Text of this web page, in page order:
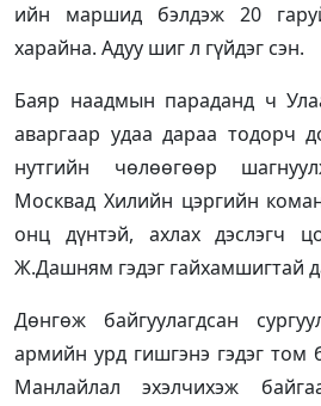
ийн маршид бэлдэж 20
харайна. Адуу шиг л гүйдэг сэн.
Баяр наадмын параданд ч
аваргаар удаа дараа тодорч
нутгийн чөлөөгөөр
Москвад Хилийн цэргийн
онц дүнтэй, ахлах дэслэгч
Ж.Дашням гэдэг гайхамшигтай
Дөнгөж байгуулагдсан
армийн урд гишгэнэ гэдэг том
Манлайлал эхэлчихэж